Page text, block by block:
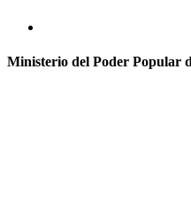
Ministerio del Poder Popular